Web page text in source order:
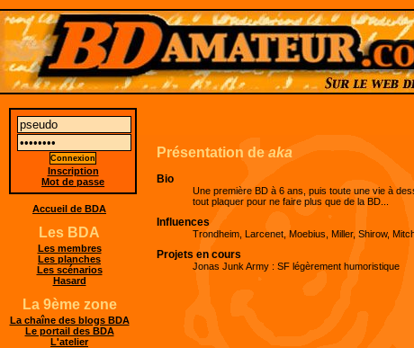
Présentation de aka
Bio
Une première BD à 6 ans, puis toute une vie à
tout plaquer pour ne faire plus que de la BD...
Influences
Trondheim, Larcenet, Moebius, Miller, Shirow,
Projets en cours
Jonas Junk Army : SF légèrement humoristique
Inscription
Mot de passe
Accueil de BDA
Les BDA
Les membres
Les planches
Les scénarios
Hasard
La 9ème zone
La chaîne des blogs BDA
Le portail des BDA
L'atelier